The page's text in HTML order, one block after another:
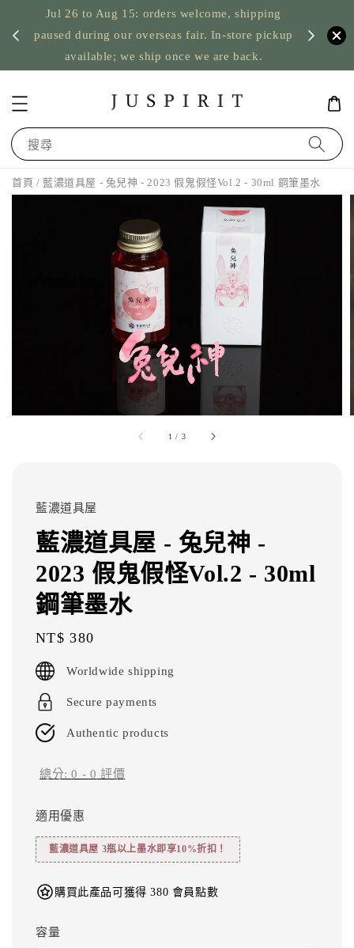
Jul 26 to Aug 15: orders welcome, shipping
paused during our overseas fair. In-store pickup
available; we ship once we are back.
US
搜尋
首頁 / 藍濃道具屋 - 兔兒神 - 2023 假鬼假怪Vol.2 - 30ml 鋼筆墨水
1 / 3
藍濃道具屋
藍濃道具屋 - 兔兒神 -
2023 假鬼假怪Vol.2 - 30ml
鋼筆墨水
Regular
price
NT$ 380
Worldwide shipping
Secure payments
Authentic products
總分:0 - 0 評價
適用優惠
藍濃道具屋 3瓶以上墨水即享10%折扣！
購買此產品可獲得 380 會員點數
容量